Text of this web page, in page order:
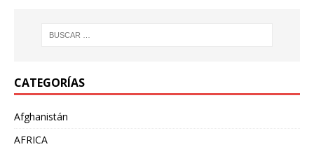
CATEGORÍAS
Afghanistán
AFRICA